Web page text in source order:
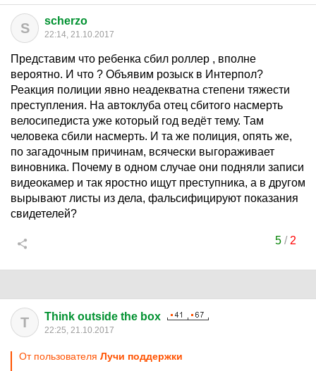
S scherzo
22:14, 21.10.2017
Представим что ребенка сбил роллер , вполне
вероятно. И что ? Объявим розыск в Интерпол?
Реакция полиции явно неадекватна степени тяжести
преступления. На автоклуба отец сбитого насмерть
велосипедиста уже который год ведёт тему. Там
человека сбили насмерть. И та же полиция, опять же,
по загадочным причинам, всячески выгораживает
виновника. Почему в одном случае они подняли записи
видеокамер и так яростно ищут преступника, а в другом
вырывают листы из дела, фальсифицируют показания
свидетелей?
5/ 2
T Think outside the box
22:25, 21.10.2017
От пользователя Лучи поддержки